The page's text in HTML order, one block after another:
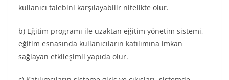
kullanıcı talebini karşılayabilir nitelikte olur.
b) Eğitim programı ile uzaktan eğitim yönetim sistemi,
eğitim esnasında kullanıcıların katılımına imkan
sağlayan etkileşimli yapıda olur.